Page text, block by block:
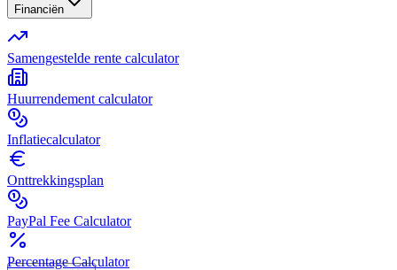
Financiën
Samengestelde rente calculator
Huurrendement calculator
Inflatiecalculator
Onttrekkingsplan
PayPal Fee Calculator
Percentage Calculator